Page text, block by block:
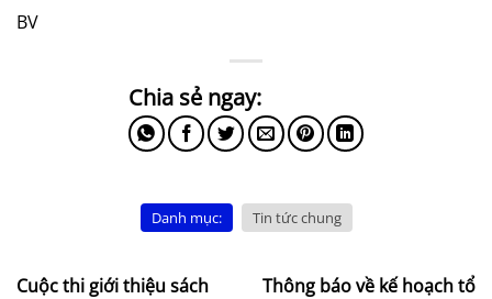
BV
Danh mục: Tin tức chung
Cuộc thi giới thiệu sách
Thông báo về kế hoạch tổ